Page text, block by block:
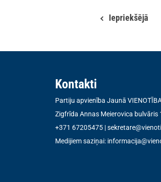
Iepriekšējā
Kontakti
Partiju apvienība Jaunā
Zigfrīda Annas Meierovica bulvāris
+371 67205475 |
Medijiem saziņai: